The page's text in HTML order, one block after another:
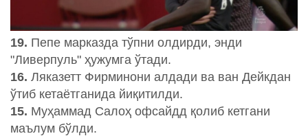
19. Пепе марказда тўпни олдирди, энди
"Ливерпуль" ҳужумга ўтади.
16. Ляказетт Фирминони алдади ва ван Дейкдан
ўтиб кетаётганида йиқитилди.
15. Муҳаммад Салоҳ офсайдд қолиб кетгани
маълум бўлди.